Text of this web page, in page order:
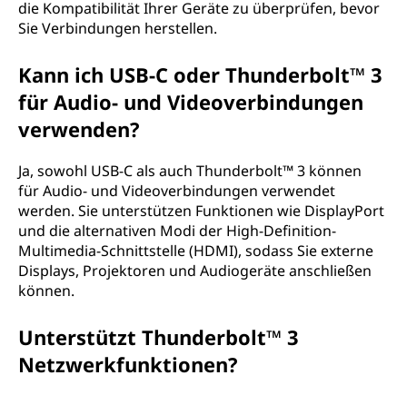
die Kompatibilität Ihrer Geräte zu überprüfen, bevor
Sie Verbindungen herstellen.
Kann ich USB-C oder Thunderbolt™ 3
für Audio- und Videoverbindungen
verwenden?
Ja, sowohl USB-C als auch Thunderbolt™ 3 können
für Audio- und Videoverbindungen verwendet
werden. Sie unterstützen Funktionen wie DisplayPort
und die alternativen Modi der High-Definition-
Multimedia-Schnittstelle (HDMI), sodass Sie externe
Displays, Projektoren und Audiogeräte anschließen
können.
Unterstützt Thunderbolt™ 3
Netzwerkfunktionen?